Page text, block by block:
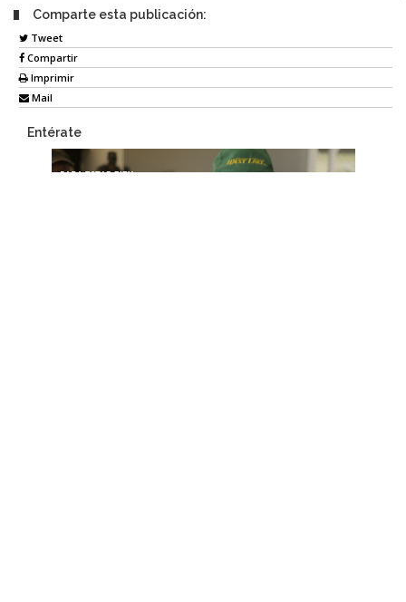
Comparte esta publicación:
Tweet
Compartir
Imprimir
Mail
Entérate